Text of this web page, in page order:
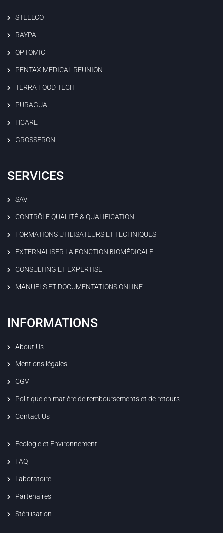
STEELCO
RAYPA
OPTOMIC
PENTAX MEDICAL REUNION
TERRA FOOD TECH
PURAGUA
HCARE
GROSSERON
SERVICES
SAV
CONTRÔLE QUALITÉ & QUALIFICATION
FORMATIONS UTILISATEURS ET TECHNIQUES
EXTERNALISER LA FONCTION BIOMÉDICALE
CONSULTING ET EXPERTISE
MANUELS ET DOCUMENTATIONS ONLINE
INFORMATIONS
About Us
Mentions légales
CGV
Politique en matière de remboursements et de retours
Contact Us
Ecologie et Environnement
FAQ
Laboratoire
Partenaires
Stérilisation